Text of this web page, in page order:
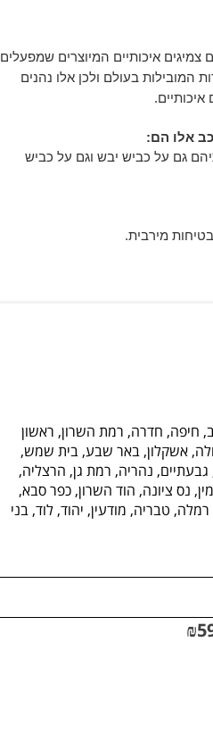
איכותיים המיוצרים שמפעלים
בעולם ולכן אלו נהנים
איכותיים.
אלו הם:
גם על כביש יבש וגם על כביש
מירבית.
חיפה, חדרה, רמת השרון, ראשון
אשקלון, באר שבע, בית שמש,
נהריה, רמת גן, הרצליה,
נס ציונה, הוד השרון, כפר סבא,
טבריה, מודעין, יהוד, לוד, בני
₪